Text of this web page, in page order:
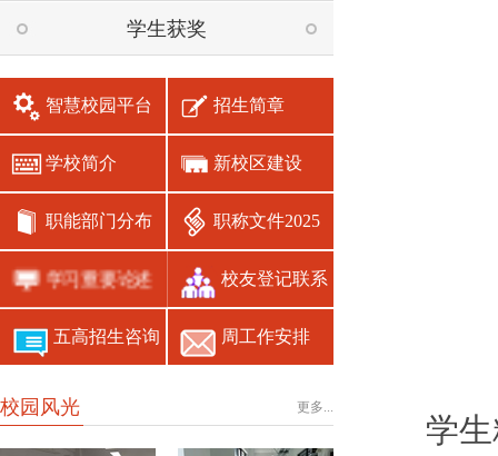
学生获奖
智慧校园平台 招生简章
学校简介 新校区建设
职能部门分布 职称文件2025
学习重要论述 校友登记联系
五高招生咨询 周工作安排
更多...
校园风光
学